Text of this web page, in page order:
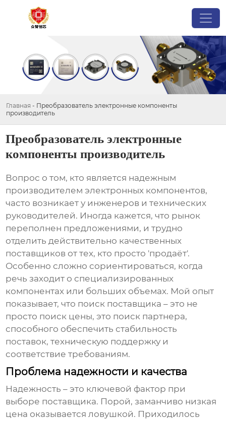
Главная - Преобразователь электронные компоненты
производитель
Преобразователь электронные
компоненты производитель
Вопрос о том, кто является надежным
производителем электронных компонентов,
часто возникает у инженеров и технических
руководителей. Иногда кажется, что рынок
переполнен предложениями, и трудно
отделить действительно качественных
поставщиков от тех, кто просто 'продаёт'.
Особенно сложно сориентироваться, когда
речь заходит о специализированных
компонентах или больших объемах. Мой опыт
показывает, что поиск поставщика – это не
просто поиск цены, это поиск партнера,
способного обеспечить стабильность
поставок, техническую поддержку и
соответствие требованиям.
Проблема надежности и качества
Надежность – это ключевой фактор при
выборе поставщика. Порой, заманчиво низкая
цена оказывается ловушкой. Приходилось